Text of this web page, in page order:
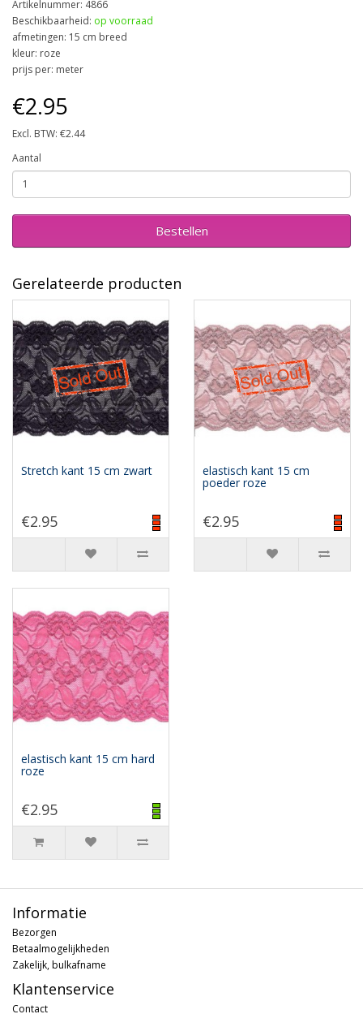
Artikelnummer: 4866
Beschikbaarheid: op voorraad
afmetingen: 15 cm breed
kleur: roze
prijs per: meter
€2.95
Excl. BTW: €2.44
Aantal
Bestellen
Gerelateerde producten
Stretch kant 15 cm zwart
€2.95
elastisch kant 15 cm
poeder roze
€2.95
elastisch kant 15 cm hard
roze
€2.95
Informatie
Bezorgen
Betaalmogelijkheden
Zakelijk, bulkafname
Klantenservice
Contact